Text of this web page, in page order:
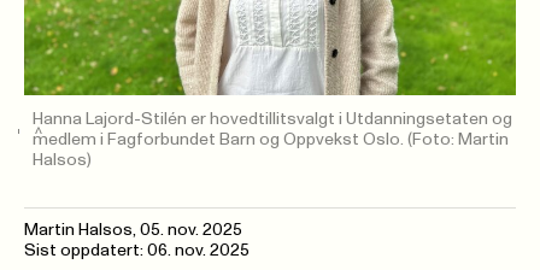
Hanna Lajord-Stilén er hovedtillitsvalgt i Utdanningsetaten og
medlem i Fagforbundet Barn og Oppvekst Oslo. (Foto: Martin
Halsos)
Martin Halsos, 05. nov. 2025
Sist oppdatert: 06. nov. 2025